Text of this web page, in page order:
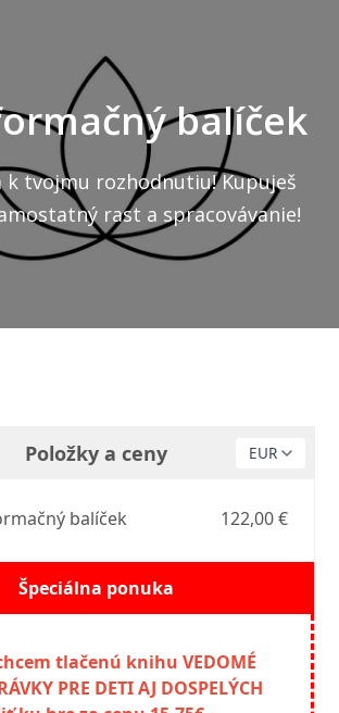
balíček
k tvojmu rozhodnutiu! Kupuješ
rast a spracovávanie!
Položky a ceny
balíček 122,00 €
Špeciálna ponuka
tlačenú knihu VEDOMÉ
PRE DETI AJ DOSPELÝCH